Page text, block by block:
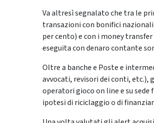
Va altresì segnalato che tra le
transazioni con bonifici
per cento) e con i money
eseguita con denaro contante
Oltre a banche e Poste e
avvocati, revisori dei conti, etc.),
operatori gioco on line e su sede
ipotesi di riciclaggio o di